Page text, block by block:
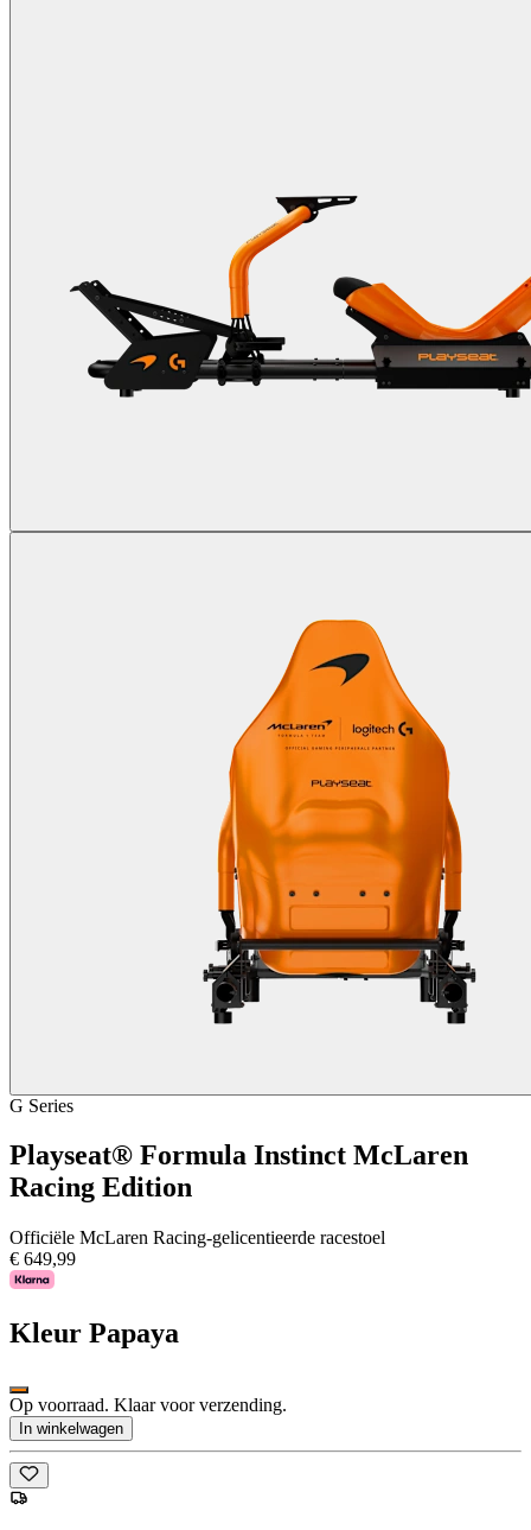
G Series
Playseat® Formula Instinct McLaren
Racing Edition
Officiële McLaren Racing-gelicentieerde racestoel
€ 649,99
Kleur Papaya
Op voorraad. Klaar voor verzending.
In winkelwagen